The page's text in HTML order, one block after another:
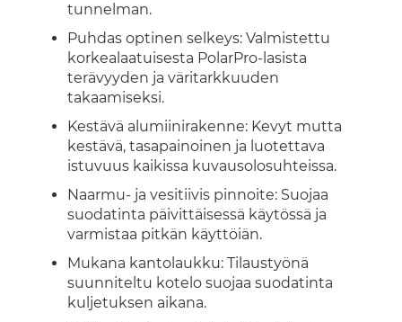
tunnelman.
Puhdas optinen selkeys: Valmistettu
korkealaatuisesta PolarPro-lasista
terävyyden ja väritarkkuuden
takaamiseksi.
Kestävä alumiinirakenne: Kevyt mutta
kestävä, tasapainoinen ja luotettava
istuvuus kaikissa kuvausolosuhteissa.
Naarmu- ja vesitiivis pinnoite: Suojaa
suodatinta päivittäisessä käytössä ja
varmistaa pitkän käyttöiän.
Mukana kantolaukku: Tilaustyönä
suunniteltu kotelo suojaa suodatinta
kuljetuksen aikana.